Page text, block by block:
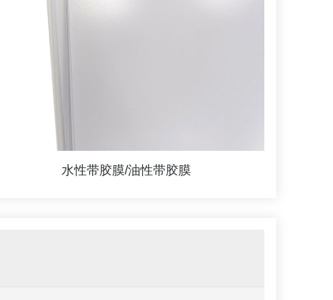
水性带胶膜/油性带胶膜